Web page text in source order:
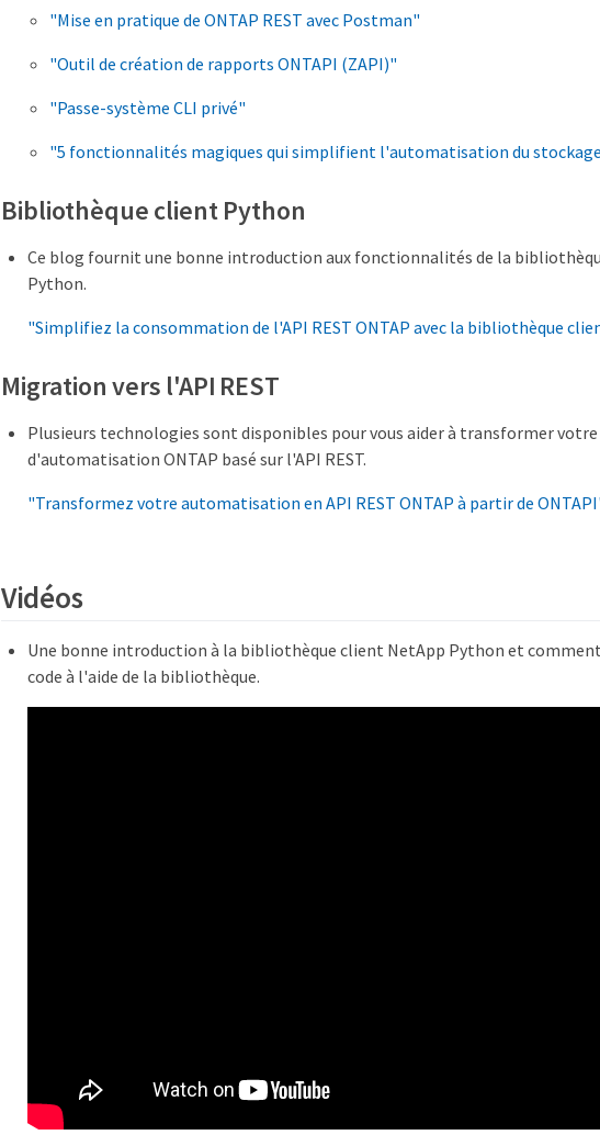
"Mise en pratique de ONTAP REST avec Postman"
"Outil de création de rapports ONTAPI (ZAPI)"
"Passe-système CLI privé"
"5 fonctionnalités magiques qui simplifient l'automatisation du stockage
Bibliothèque client Python
Ce blog fournit une bonne introduction aux fonctionnalités de la
Python.
"Simplifiez la consommation de l'API REST ONTAP avec la bibliothèque
Migration vers l'API REST
Plusieurs technologies sont disponibles pour vous aider à transformer
d'automatisation ONTAP basé sur l'API REST.
"Transformez votre automatisation en API REST ONTAP à partir de
Vidéos
Une bonne introduction à la bibliothèque client NetApp Python et
code à l'aide de la bibliothèque.